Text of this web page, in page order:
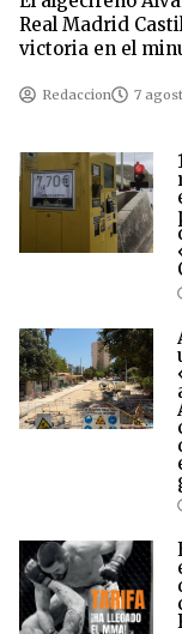
Real Madrid
victoria en el
Redaccion 7